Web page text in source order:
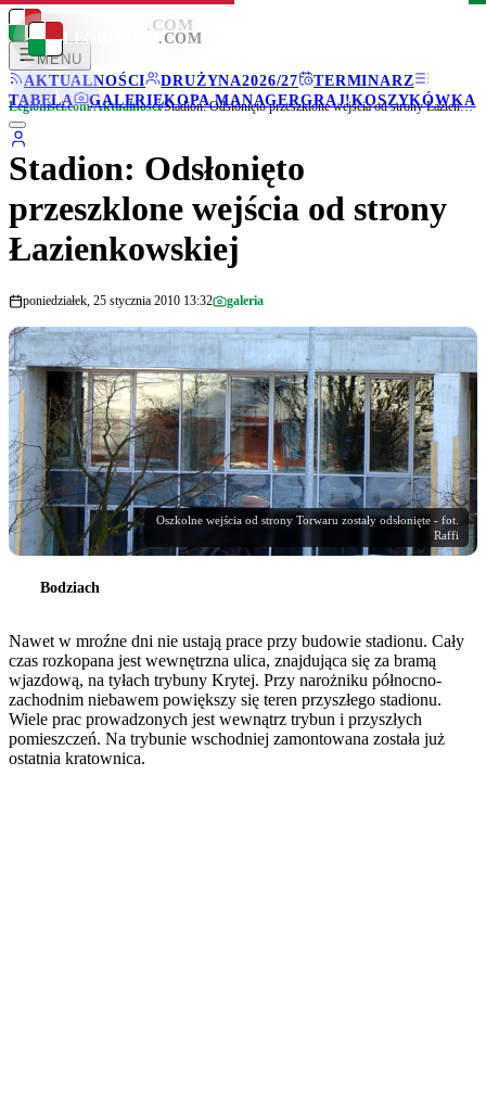
LEGIONISCI .COM
MENU
AKTUALNOŚCI
DRUŻYNA2026/27
TERMINARZ
TABELA
GALERIEKOPA MANAGERGRAJ!KOSZYKÓWKA
LEGIONISCI .COM
Legionisci.com/Aktualności/ Stadion: Odsłonięto przeszklone wejścia od strony Łazienkowskiej
Stadion: Odsłonięto
przeszklone wejścia od strony
Łazienkowskiej
poniedziałek, 25 stycznia 2010 13:32 galeria
Oszkolne wejścia od strony Torwaru zostały odsłonięte - fot.
Raffi
Bodziach
Nawet w mroźne dni nie ustają prace przy budowie stadionu. Cały
czas rozkopana jest wewnętrzna ulica, znajdująca się za bramą
wjazdową, na tyłach trybuny Krytej. Przy narożniku północno-
zachodnim niebawem powiększy się teren przyszłego stadionu.
Wiele prac prowadzonych jest wewnątrz trybun i przyszłych
pomieszczeń. Na trybunie wschodniej zamontowana została już
ostatnia kratownica.